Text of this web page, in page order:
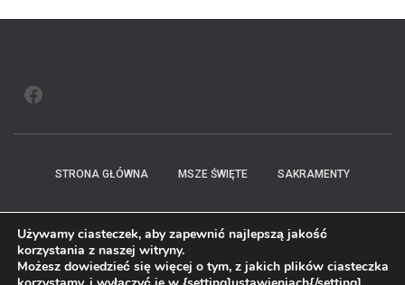
STRONA GŁÓWNA MSZE ŚWIĘTE SAKRAMENTY
KONTAKT
Używamy ciasteczek, aby zapewnić najlepszą jakość
korzystania z naszej witryny.
Możesz dowiedzieć się więcej o tym, z jakich plików ciasteczka